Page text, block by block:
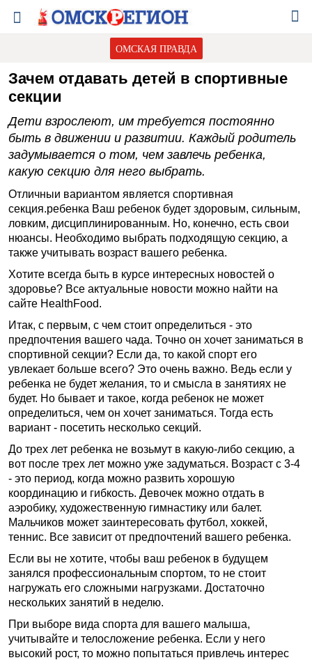
ОМСКАЯ ПРАВДА
Зачем отдавать детей в спортивные
секции
Дети взрослеют, им требуется постоянно
быть в движении и развитии. Каждый родитель
задумывается о том, чем завлечь ребенка,
какую секцию для него выбрать.
Отличныи вариантом является спортивная
секция.ребенка Ваш ребенок будет здоровым, сильным,
ловким, дисциплинированным. Но, конечно, есть свои
нюансы. Необходимо выбрать подходящую секцию, а
также учитывать возраст вашего ребенка.
Хотите всегда быть в курсе интересных новостей о
здоровье? Все актуальные новости можно найти на
сайте HealthFood.
Итак, с первым, с чем стоит определиться - это
предпочтения вашего чада. Точно он хочет заниматься в
спортивной секции? Если да, то какой спорт его
увлекает больше всего? Это очень важно. Ведь если у
ребенка не будет желания, то и смысла в занятиях не
будет. Но бывает и такое, когда ребенок не может
определиться, чем он хочет заниматься. Тогда есть
вариант - посетить несколько секций.
До трех лет ребенка не возьмут в какую-либо секцию, а
вот после трех лет можно уже задуматься. Возраст с 3-4
- это период, когда можно развить хорошую
координацию и гибкость. Девочек можно отдать в
аэробику, художественную гимнастику или балет.
Мальчиков может заинтересовать футбол, хоккей,
теннис. Все зависит от предпочтений вашего ребенка.
Если вы не хотите, чтобы ваш ребенок в будущем
занялся профессиональным спортом, то не стоит
нагружать его сложными нагрузками. Достаточно
нескольких занятий в неделю.
При выборе вида спорта для вашего малыша,
учитывайте и телосложение ребенка. Если у него
высокий рост, то можно попытаться привлечь интерес